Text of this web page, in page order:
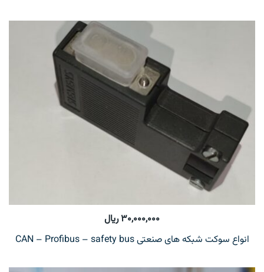
۳۰,۰۰۰,۰۰۰ریال
انواع سوکت شبکه های صنعتی CAN – Profibus – safety bus